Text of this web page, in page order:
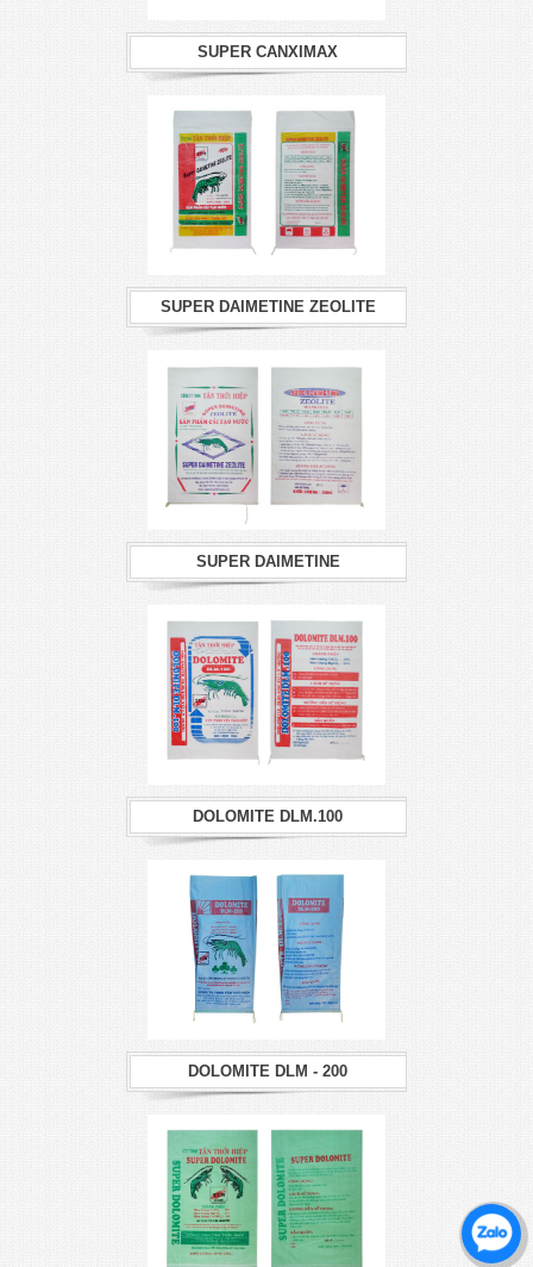
SUPER CANXIMAX
SUPER DAIMETINE ZEOLITE
SUPER DAIMETINE
DOLOMITE DLM.100
DOLOMITE DLM - 200